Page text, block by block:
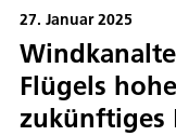
27. Januar 2025
Flügels
zukünftiges